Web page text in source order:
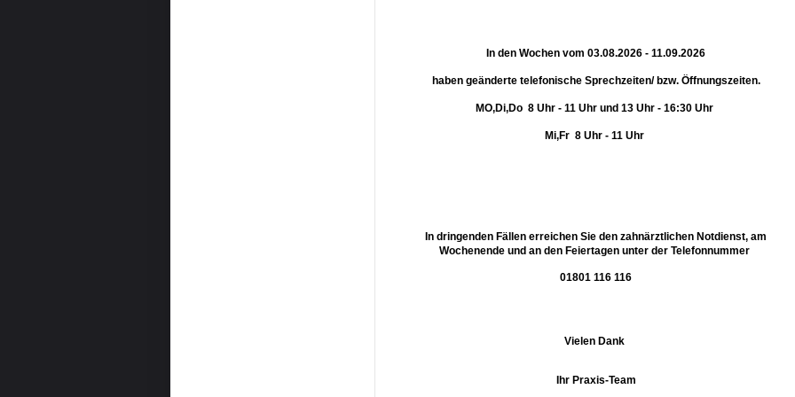
In den Wochen vom 03.08.2026 - 11.09.2026
haben geänderte telefonische Sprechzeiten/ bzw. Öffnungszeiten.
MO,Di,Do 8 Uhr - 11 Uhr und 13 Uhr - 16:30 Uhr
Mi,Fr 8 Uhr - 11 Uhr
In dringenden Fällen erreichen Sie den zahnärztlichen Notdienst, am
Wochenende und an den Feiertagen unter der Telefonnummer
01801 116 116
Vielen Dank
Ihr Praxis-Team